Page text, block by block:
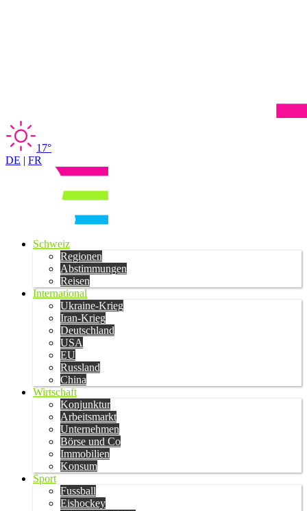
17°
DE | FR
Schweiz
Regionen
Abstimmungen
Reisen
International
Ukraine-Krieg
Iran-Krieg
Deutschland
USA
EU
Russland
China
Wirtschaft
Konjunktur
Arbeitsmarkt
Unternehmen
Börse und Co
Immobilien
Konsum
Sport
Fussball
Eishockey